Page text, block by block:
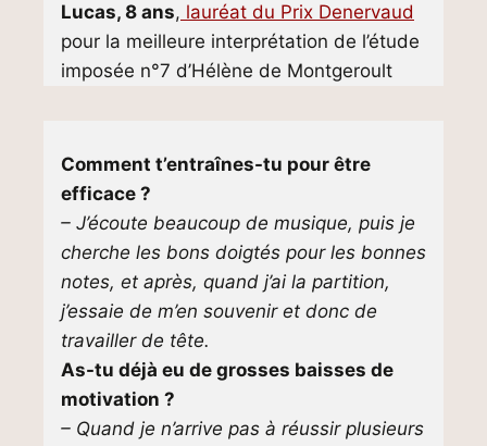
Lucas, 8 ans, lauréat du Prix Denervaud
pour la meilleure interprétation de l’étude
imposée n°7 d’Hélène de Montgeroult
Comment t’entraînes-tu pour être
efficace ?
– J’écoute beaucoup de musique, puis je
cherche les bons doigtés pour les bonnes
notes, et après, quand j’ai la partition,
j’essaie de m’en souvenir et donc de
travailler de tête.
As-tu déjà eu de grosses baisses de
motivation ?
– Quand je n’arrive pas à réussir plusieurs